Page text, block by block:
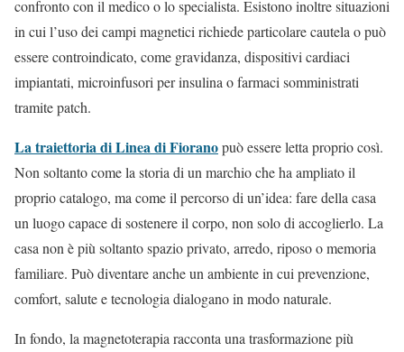
confronto con il medico o lo specialista. Esistono inoltre situazioni
in cui l’uso dei campi magnetici richiede particolare cautela o può
essere controindicato, come gravidanza, dispositivi cardiaci
impiantati, microinfusori per insulina o farmaci somministrati
tramite patch.
La traiettoria di Linea di Fioranopuò essere letta proprio così.
Non soltanto come la storia di un marchio che ha ampliato il
proprio catalogo, ma come il percorso di un’idea: fare della casa
un luogo capace di sostenere il corpo, non solo di accoglierlo. La
casa non è più soltanto spazio privato, arredo, riposo o memoria
familiare. Può diventare anche un ambiente in cui prevenzione,
comfort, salute e tecnologia dialogano in modo naturale.
In fondo, la magnetoterapia racconta una trasformazione più